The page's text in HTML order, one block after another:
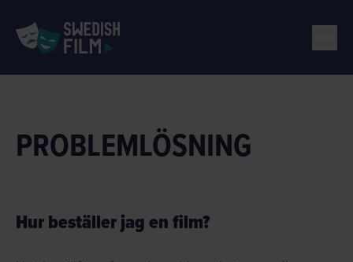
PROBLEMLÖSNING
Hur beställer jag en film?